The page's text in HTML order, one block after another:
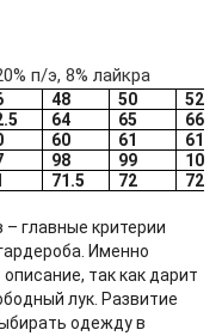
п/э, 8% лайкра
48 50
52
64 65
66
60 61
61
98 99
100
71.5 72 72.5
главные критерии
Именно
так как дарит
лук. Развитие
одежду в